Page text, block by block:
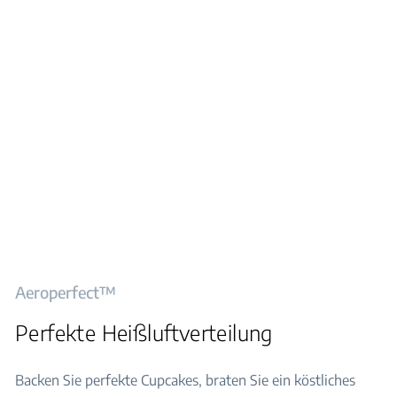
Aeroperfect™
Perfekte Heißluftverteilung
Backen Sie perfekte Cupcakes, braten Sie ein köstliches